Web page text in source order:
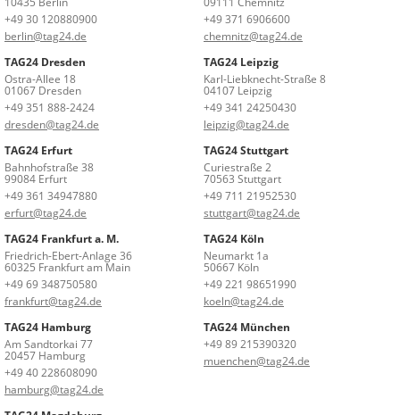
+49 30 120880900
berlin@tag24.de
+49 371 6906600
chemnitz@tag24.de
TAG24 Dresden
Ostra-Allee 18
01067 Dresden
+49 351 888-2424
dresden@tag24.de
TAG24 Leipzig
Karl-Liebknecht-Straße 8
04107 Leipzig
+49 341 24250430
leipzig@tag24.de
TAG24 Erfurt
Bahnhofstraße 38
99084 Erfurt
+49 361 34947880
erfurt@tag24.de
TAG24 Stuttgart
Curiestraße 2
70563 Stuttgart
+49 711 21952530
stuttgart@tag24.de
TAG24 Frankfurt a. M.
Friedrich-Ebert-Anlage 36
60325 Frankfurt am Main
+49 69 348750580
frankfurt@tag24.de
TAG24 Köln
Neumarkt 1a
50667 Köln
+49 221 98651990
koeln@tag24.de
TAG24 Hamburg
Am Sandtorkai 77
20457 Hamburg
+49 40 228608090
hamburg@tag24.de
TAG24 München
+49 89 215390320
muenchen@tag24.de